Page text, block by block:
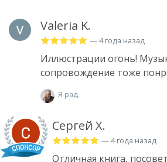
Valeria K.
— 4 года назад
Иллюстрации огонь!
сопровождение тоже
Я рад.
Сергей Х.
— 4 года назад
Отличная книга,